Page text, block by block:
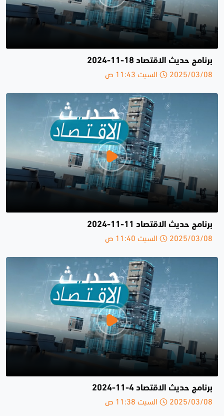
برنامج حديث الاقتصاد 18-11-2024
2025/03/08 السبت 11:43 ص
برنامج حديث الاقتصاد 11-11-2024
2025/03/08 السبت 11:40 ص
برنامج حديث الاقتصاد 4-11-2024
2025/03/08 السبت 11:38 ص